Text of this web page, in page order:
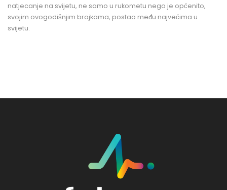
natjecanje na svijetu, ne samo u rukometu nego je općenito,
svojim ovogodišnjim brojkama, postao među najvećima u
svijetu.